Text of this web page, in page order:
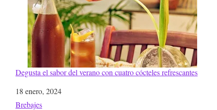
Degusta el sabor del verano con cuatro cócteles refrescantes
Fecha
18 enero, 2024
Respecto a
Brebajes